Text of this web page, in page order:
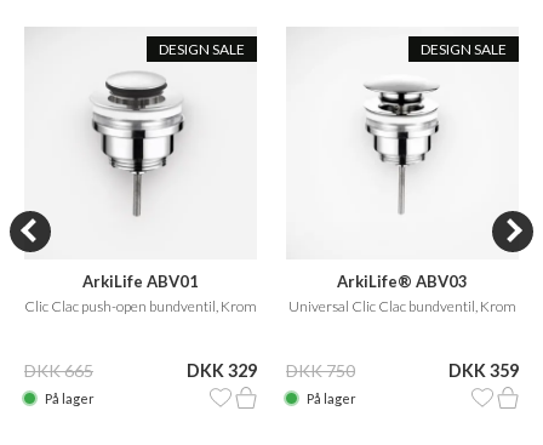
DESIGN SALE
ArkiLife ABV01
Clic Clac push-open bundventil, Krom
DKK 665 DKK 329
På lager
DESIGN SALE
ArkiLife® ABV03
Universal Clic Clac bundventil, Krom
DKK 750 DKK 359
På lager